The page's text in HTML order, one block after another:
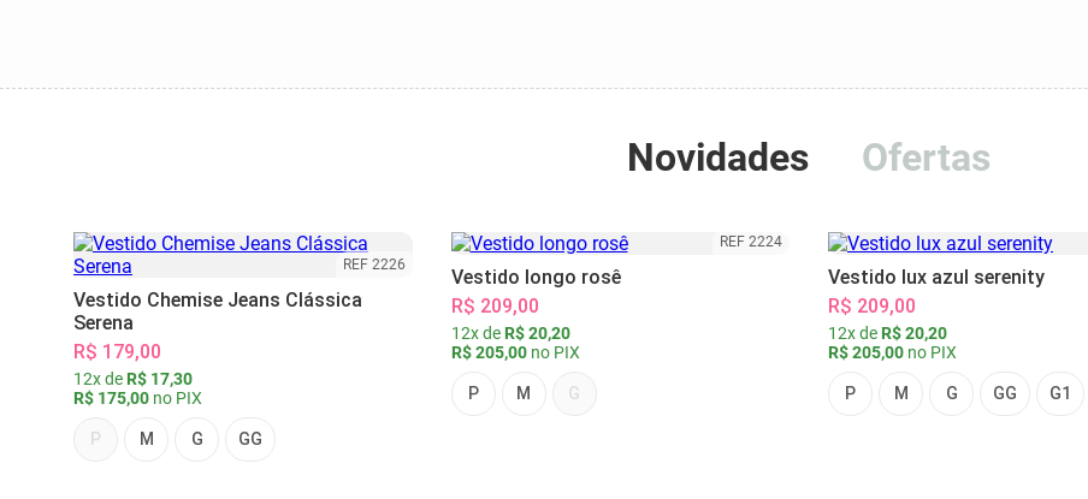
Novidades Ofertas
REF 2226
Vestido Chemise Jeans Clássica
Serena
R$ 179,00
12x de R$ 17,30
R$ 175,00 no PIX
P M G GG
REF 2224
Vestido longo rosê
R$ 209,00
12x de R$ 20,20
R$ 205,00no PIX
P M G
Vestido lux azul serenity
R$ 209,00
12x de R$ 20,20
R$ 205,00 no PIX
P M G GG G1